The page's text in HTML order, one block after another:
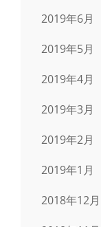
2019年6月
2019年5月
2019年4月
2019年3月
2019年2月
2019年1月
2018年12月